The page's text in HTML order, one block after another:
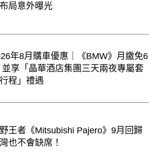
局意外曝光
年8月購車優惠｜《BMW》月繳免6
並享「晶華酒店集團三天兩夜專屬套
程」禮遇
王者《Mitsubishi Pajero》9月回歸
也不會缺席！